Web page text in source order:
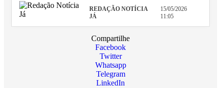
REDAÇÃO NOTÍCIA
JÁ
15/05/2026
11:05
Compartilhe
Facebook
Twitter
Whatsapp
Telegram
LinkedIn